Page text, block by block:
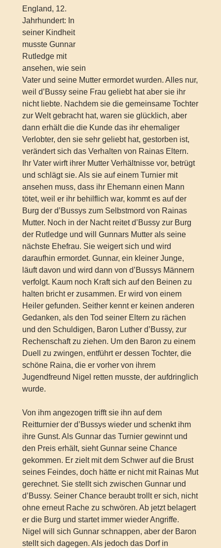
England, 12.
Jahrhundert: In
seiner Kindheit
musste Gunnar
Rutledge mit
ansehen, wie sein
Vater und seine Mutter ermordet wurden. Alles nur,
weil d’Bussy seine Frau geliebt hat aber sie ihr
nicht liebte. Nachdem sie die gemeinsame Tochter
zur Welt gebracht hat, waren sie glücklich, aber
dann erhält die die Kunde das ihr ehemaliger
Verlobter, den sie sehr geliebt hat, gestorben ist,
verändert sich das Verhalten von Rainas Eltern.
Ihr Vater wirft ihrer Mutter Verhältnisse vor, betrügt
und schlägt sie. Als sie auf einem Turnier mit
ansehen muss, dass ihr Ehemann einen Mann
tötet, weil er ihr behilflich war, kommt es auf der
Burg der d’Bussys zum Selbstmord von Rainas
Mutter. Noch in der Nacht reitet d’Bussy zur Burg
der Rutledge und will Gunnars Mutter als seine
nächste Ehefrau. Sie weigert sich und wird
daraufhin ermordet. Gunnar, ein kleiner Junge,
läuft davon und wird dann von d’Bussys Männern
verfolgt. Kaum noch Kraft sich auf den Beinen zu
halten bricht er zusammen. Er wird von einem
Heiler gefunden. Seither kennt er keinen anderen
Gedanken, als den Tod seiner Eltern zu rächen
und den Schuldigen, Baron Luther d’Bussy, zur
Rechenschaft zu ziehen. Um den Baron zu einem
Duell zu zwingen, entführt er dessen Tochter, die
schöne Raina, die er vorher von ihrem
Jugendfreund Nigel retten musste, der aufdringlich
wurde.
Von ihm angezogen trifft sie ihn auf dem
Reitturnier der d’Bussys wieder und schenkt ihm
ihre Gunst. Als Gunnar das Turnier gewinnt und
den Preis erhält, sieht Gunnar seine Chance
gekommen. Er zielt mit dem Schwer auf die Brust
seines Feindes, doch hätte er nicht mit Rainas Mut
gerechnet. Sie stellt sich zwischen Gunnar und
d’Bussy. Seiner Chance beraubt trollt er sich, nicht
ohne erneut Rache zu schwören. Ab jetzt belagert
er die Burg und startet immer wieder Angriffe.
Nigel will sich Gunnar schnappen, aber der Baron
stellt sich dagegen. Als jedoch das Dorf in